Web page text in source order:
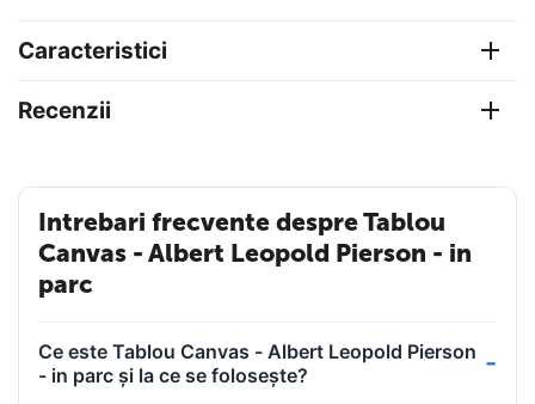
Caracteristici
Recenzii
Intrebari frecvente despre Tablou
Canvas - Albert Leopold Pierson - in
parc
Ce este Tablou Canvas - Albert Leopold Pierson
- in parc și la ce se folosește?